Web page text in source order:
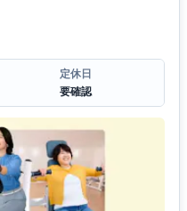
定休日
要確認